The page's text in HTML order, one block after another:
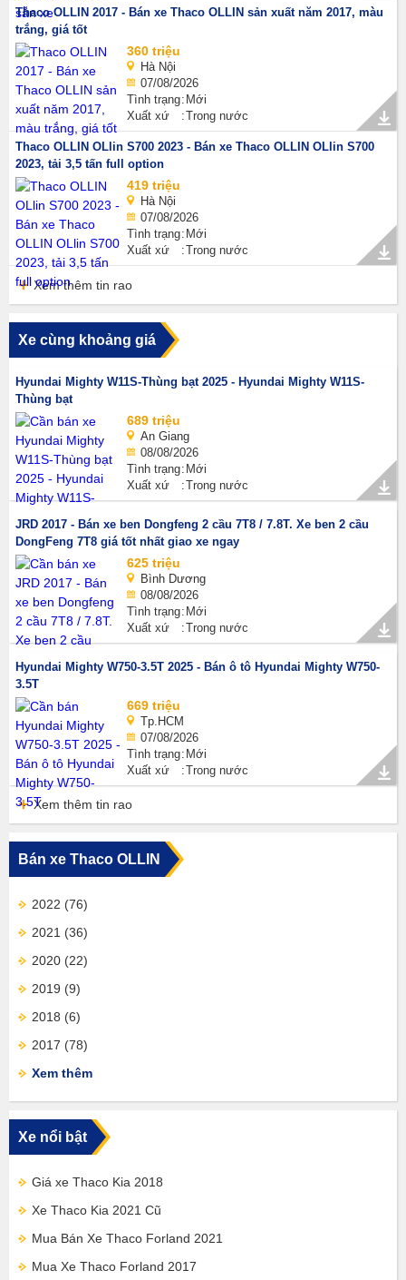
Thaco OLLIN 2017 - Bán xe Thaco OLLIN sản xuất năm 2017, màu
trắng, giá tốt
360 triệu
Hà Nội
07/08/2026
Tình trạng Mới
Xuất xứ
Trong nước
Thaco OLLIN OLlin S700 2023 - Bán xe Thaco OLLIN OLlin S700
2023, tải 3,5 tấn full option
419 triệu
Hà Nội
07/08/2026
Tình trạng Mới
Xuất xứ
Trong nước
Xem thêm tin rao
Xe cùng khoảng giá
Hyundai Mighty W11S-Thùng bạt 2025 - Hyundai Mighty W11S-
Thùng bạt
689 triệu
An Giang
08/08/2026
Tình trạng Mới
Xuất xứ
Trong nước
JRD 2017 - Bán xe ben Dongfeng 2 cầu 7T8 / 7.8T. Xe ben 2 cầu
DongFeng 7T8 giá tốt nhất giao xe ngay
625 triệu
Bình Dương
08/08/2026
Tình trạng Mới
Xuất xứ
Trong nước
Hyundai Mighty W750-3.5T 2025 - Bán ô tô Hyundai Mighty W750-
3.5T
669 triệu
Tp.HCM
07/08/2026
Tình trạng Mới
Xuất xứ
Trong nước
Xem thêm tin rao
Bán xe Thaco OLLIN
2022 (76)
2021 (36)
2020 (22)
2019 (9)
2018 (6)
2017 (78)
Xem thêm
Xe nổi bật
Giá xe Thaco Kia 2018
Xe Thaco Kia 2021 Cũ
Mua Bán Xe Thaco Forland 2021
Mua Xe Thaco Forland 2017